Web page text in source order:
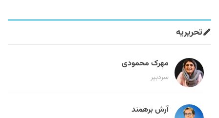
تحریریه
مهرک محمودی
سردبیر
آرش برهمند